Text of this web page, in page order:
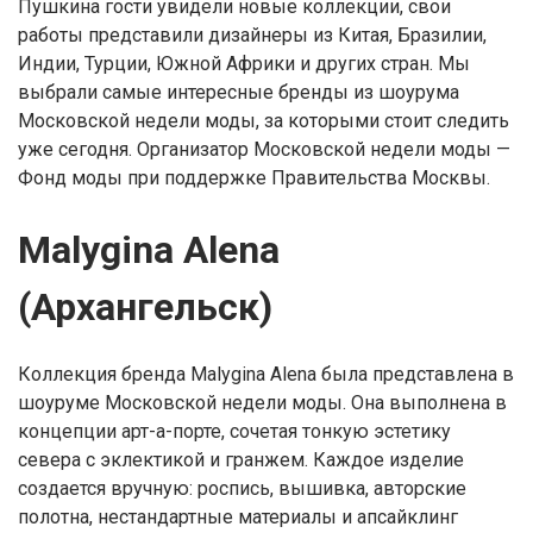
Пушкина гости увидели новые коллекции, свои
работы представили дизайнеры из Китая, Бразилии,
Индии, Турции, Южной Африки и других стран. Мы
выбрали самые интересные бренды из шоурума
Московской недели моды, за которыми стоит следить
уже сегодня. Организатор Московской недели моды —
Фонд моды при поддержке Правительства Москвы.
Malygina Alena
(Архангельск)
Коллекция бренда Malygina Alena была представлена в
шоуруме Московской недели моды. Она выполнена в
концепции арт-а-порте, сочетая тонкую эстетику
севера с эклектикой и гранжем. Каждое изделие
создается вручную: роспись, вышивка, авторские
полотна, нестандартные материалы и апсайклинг